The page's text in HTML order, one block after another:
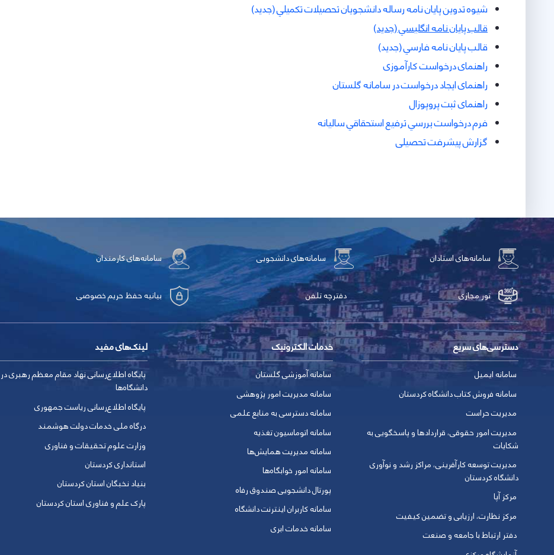
شيوه تدوين پايان نامه رساله دانشجويان تحصیلات تكميلي (جديد)
​​​​​​​قالب پايان نامه انگليسي (جديد)
​​​​​​​قالب پايان نامه فارسي (جديد)
راهنمای درخواست کارآموزی
راهنمای ایجاد درخواست در سامانه گلستان
راهنمای ثبت پروپوزال
فرم درخواست بررسي ترفيع استحقاقي ساليانه
گزارش پیشرفت تحصیلی
سامانه‌های استادان سامانه‌های دانشجویی سامانه‌های کارمندان
تور مجازی دفترچه تلفن بیانیه حفظ حریم خصوصی
دسترسی‌های سریع
سامانه ایمیل
سامانه فروش کتاب دانشگاه کردستان
مدیریت حراست
مدیریت امور حقوقی، قراردادها و پاسخگویی به
شکایات
مدیریت توسعه کارآفرینی، مراکز رشد و نوآوری
دانشگاه کردستان
مرکز آپا
مرکز نظارت، ارزیابی و تضمین کیفیت
دفتر ارتباط با جامعه و صنعت
خدمات الکترونیک
سامانه آموزشی گلستان
سامانه مدیریت امور پژوهشی
سامانه دسترسی به منابع علمی
سامانه اتوماسیون تغذیه
سامانه مدیریت همایش‌ها
سامانه امور خوابگاه‌ها
پورتال دانشجویی صندوق رفاه
سامانه کاربران اینترنت دانشگاه
سامانه خدمات ابری
لینک‌های مفید
پایگاه اطلاع‌رسانی نهاد مقام معظم رهبری در
دانشگاه‌ها
پایگاه اطلاع‌رسانی ریاست جمهوری
درگاه ملی خدمات دولت هوشمند
وزارت علوم تحقیقات و فناوری
استانداری کردستان
بنیاد نخبگان استان کردستان
پارک علم و فناوری استان کردستان